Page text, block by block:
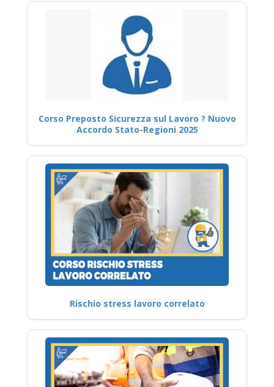
Corso Preposto Sicurezza sul Lavoro ? Nuovo
Accordo Stato-Regioni 2025
Rischio stress lavoro correlato